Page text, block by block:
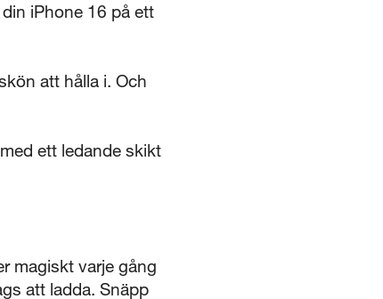
iPhone 16 på ett
att hålla i. Och
ett ledande skikt
magiskt varje gång
att ladda. Snäpp